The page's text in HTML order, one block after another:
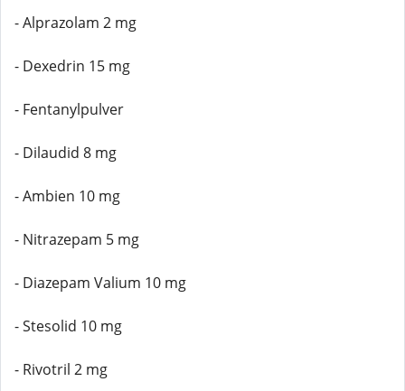
- Alprazolam 2 mg
- Dexedrin 15 mg
- Fentanylpulver
- Dilaudid 8 mg
- Ambien 10 mg
- Nitrazepam 5 mg
- Diazepam Valium 10 mg
- Stesolid 10 mg
- Rivotril 2 mg